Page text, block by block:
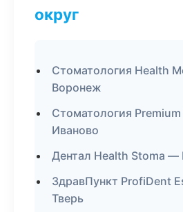
округ
Стоматология Health
Воронеж
Стоматология
Иваново
Дентал Health Stoma —
ЗдравПункт ProfiDent
Тверь